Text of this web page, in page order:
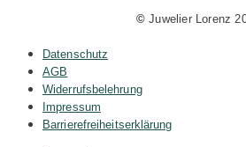
© Juwelier Lorenz
Datenschutz
AGB
Widerrufsbelehrung
Impressum
Barrierefreiheitserklärung